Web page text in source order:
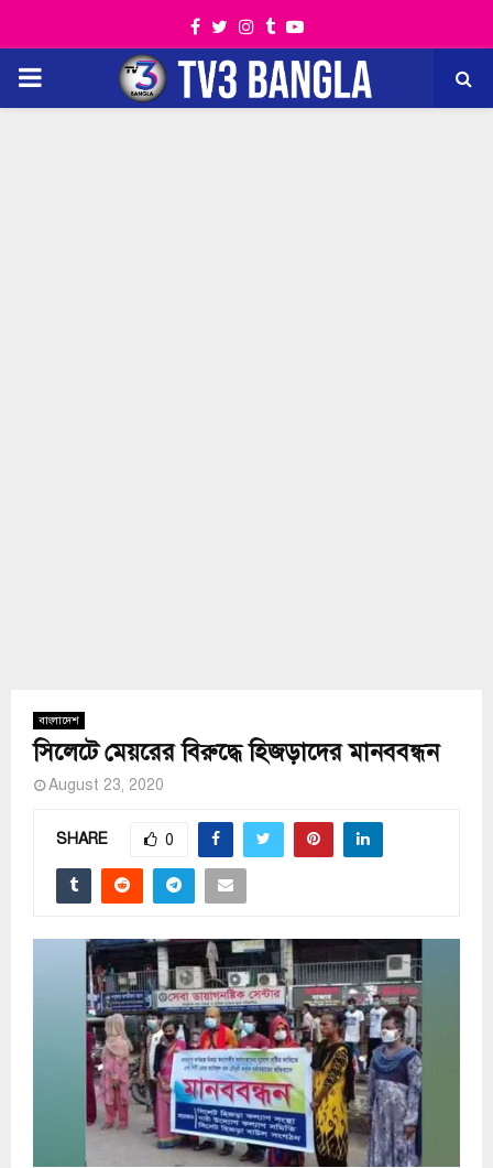
Facebook
TwitterInstagram
TumblrYoutube
PRIMARY
বাংলাদেশ
সিলেটে মেয়রের বিরুদ্ধে হিজড়াদের মানববন্ধন
August 23, 2020
SHARE 0